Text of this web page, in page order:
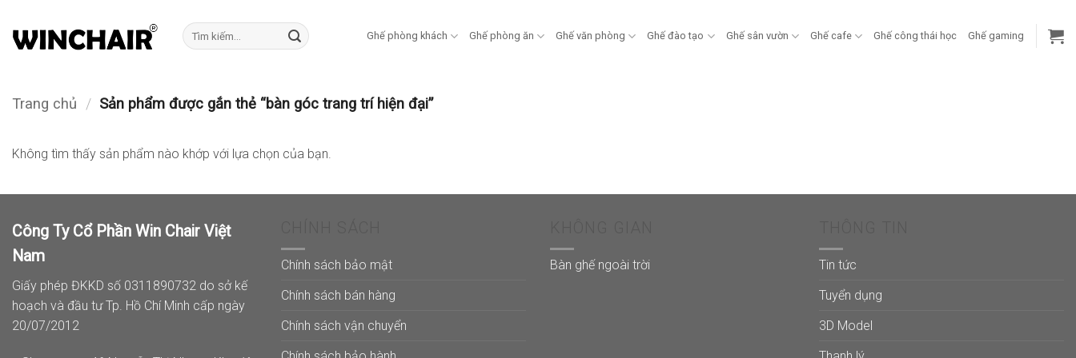
qua
Tìm
kiếm:
Ghế phòng khách Ghế phòng ăn Ghế văn phòng Ghế đào tạo Ghế sân vườn Ghế cafe Ghế công thái học Ghế gaming
Trang chủ / Sản phẩm được gắn thẻ “bàn góc trang trí hiện đại”
Không tìm thấy sản phẩm nào khớp với lựa chọn của bạn.
Công Ty Cổ Phần Win Chair Việt
Nam
Giấy phép ĐKKD số 0311890732 do sở kế
hoạch và đầu tư Tp. Hồ Chí Minh cấp ngày
20/07/2012
Chính sách bảo mật
Chính sách bán hàng
Chính sách vận chuyển
Bàn ghế ngoài trời
Tin tức
Tuyển dụng
3D Model